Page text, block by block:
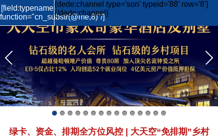
{dede:include filename="wap/header.htm"/}
{dede:channel type='son' typeid='88' row='8'}
[field:typename
function="cn_substr(@me,8)"/]
{/dede:channel}
绿卡、资金、排期全方位风控 | 大天空“免排期”乡村